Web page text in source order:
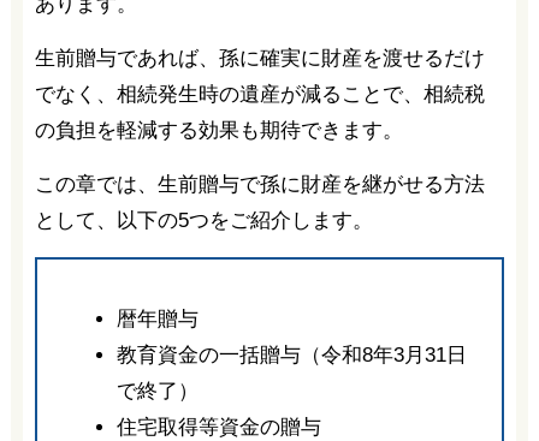
生前贈与であれば、孫に確実に財産を渡せるだけ
でなく、相続発生時の遺産が減ることで、相続税
の負担を軽減する効果も期待できます。
この章では、生前贈与で孫に財産を継がせる方法
として、以下の5つをご紹介します。
暦年贈与
教育資金の一括贈与（令和8年3月31日
で終了）
住宅取得等資金の贈与